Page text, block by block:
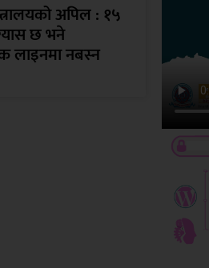
अपिल : १५
छ भने
लाइनमा नबस्न